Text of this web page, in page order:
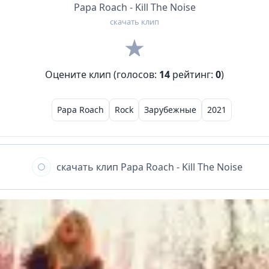
Papa Roach - Kill The Noise
скачать клип
Оцените клип (голосов: 14 рейтинг: 0)
Papa Roach Rock Зарубежные 2021
скачать клип Papa Roach - Kill The Noise